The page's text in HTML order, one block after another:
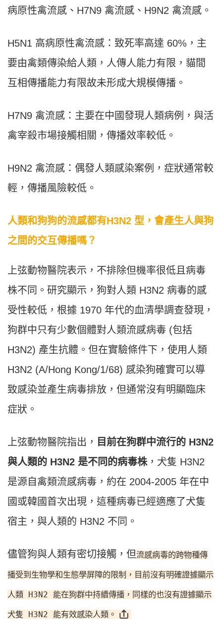
病原性禽流感、H7N9 禽流感、H9N2 禽流感。
H5N1 高病原性禽流感：致死率高達 60%，主
要由禽類傳染給人類，人傳人能力有限，貓間
互相傳播能力有限故未形成大規模傳播。
H7N9 禽流感：主要在中國發現人類病例，與活
禽宰殺市場接觸相關，傳播效率較低。
H9N2 禽流感：偶發人類感染案例，症狀通常較
輕，傳播風險較低。
人類和狗狗的流感都有H3N2 型，會產生人與狗
之間的交互傳播嗎？
上弦動物醫院表示，不排除但機率很低且病毒
株不同。研究顯示，狗對人類 H3N2 病毒的感
受性較低，根據 1970 年代的血清學調查發現，
狗群中只有少數個體對人類流感病毒 (包括
H3N2) 產生抗體。但在實驗條件下，使用人類
H3N2 (A/Hong Kong/1/68) 感染狗確實可以導
致感染並產生病毒排放，但通常沒有明顯臨床
症狀。
上弦動物醫院指出， 目前在狗群中流行的 H3N2
與人類的 H3N2 是不同的病毒株，犬隻 H3N2
是源自禽類流感病毒，約在 2004-2005 年在中
國或韓國首次出現，這種病毒已經適應了犬隻
宿主，與人類的 H3N2 不同。
儘管狗與人類有密切接觸，但流感病毒的跨物種傳
播受到生物學和生態學屏障的限制，目前沒有明確證據顯示
人類 H3N2 能在狗群中持續傳播，同樣的也沒有證據顯示
犬隻 H3N2 能有效感染人類。